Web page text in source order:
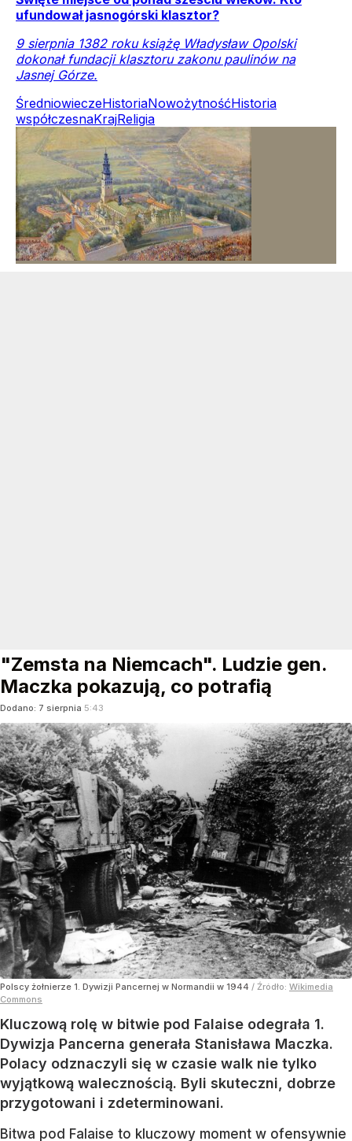
ufundował jasnogórski klasztor?
9 sierpnia 1382 roku książę Władysław Opolski
dokonał fundacji klasztoru zakonu paulinów na
Jasnej Górze.
ŚredniowieczeHistoriaNowożytnośćHistoria
współczesnaKrajReligia
"Zemsta na Niemcach". Ludzie gen.
Maczka pokazują, co potrafią
Dodano: 7 sierpnia 5:43
Polscy żołnierze 1. Dywizji Pancernej w Normandii w 1944 / Źródło: Wikimedia
Commons
Kluczową rolę w bitwie pod Falaise odegrała 1.
Dywizja Pancerna generała Stanisława Maczka.
Polacy odznaczyli się w czasie walk nie tylko
wyjątkową walecznością. Byli skuteczni, dobrze
przygotowani i zdeterminowani.
Bitwa pod Falaise to kluczowy moment w ofensywnie